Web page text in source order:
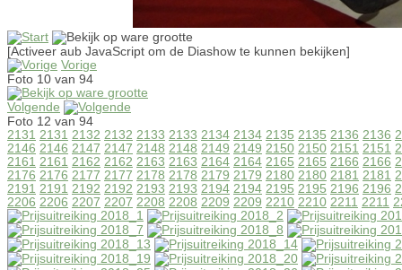
[Activeer aub JavaScript om de Diashow te kunnen bekijken]
Vorige
Foto 10 van 94
Volgende
Foto 12 van 94
2131 2131 2132 2132 2133 2133 2134 2134 2135 2135 2136 2136
2146 2146 2147 2147 2148 2148 2149 2149 2150 2150 2151 2151
2161 2161 2162 2162 2163 2163 2164 2164 2165 2165 2166 2166
2176 2176 2177 2177 2178 2178 2179 2179 2180 2180 2181 2181
2191 2191 2192 2192 2193 2193 2194 2194 2195 2195 2196 2196
2206 2206 2207 2207 2208 2208 2209 2209 2210 2210 2211 2211